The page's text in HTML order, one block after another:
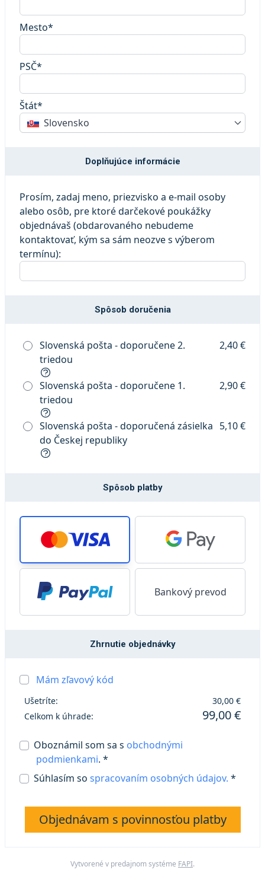
Mesto*
PSČ*
Štát*
Slovensko
Doplňujúce informácie
Prosím, zadaj meno, priezvisko a e-mail osoby
alebo osôb, pre ktoré darčekové poukážky
objednávaš (obdarovaného nebudeme
kontaktovať, kým sa sám neozve s výberom
termínu):
Spôsob doručenia
Slovenská pošta - doporučene 2.
triedou
2,40 €
Slovenská pošta - doporučene 1.
triedou
2,90 €
Slovenská pošta - doporučená zásielka
do Českej republiky
5,10 €
Spôsob platby
Bankový prevod
Zhrnutie objednávky
Mám zľavový kód
Ušetríte:
30,00 €
Celkom k úhrade:
99,00 €
Oboznámil som sa s obchodnými
podmienkami. *
Súhlasím so spracovaním osobných údajov. *
Objednávam s povinnosťou platby
Vytvorené v predajnom systéme FAPI.